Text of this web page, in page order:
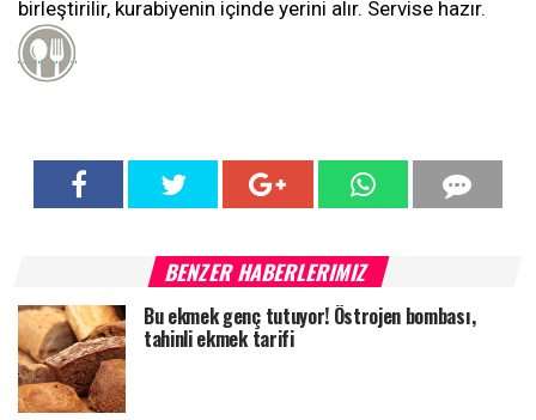
birleştirilir, kurabiyenin içinde yerini alır. Servise hazır.
BENZER HABERLERIMIZ
Bu ekmek genç tutuyor! Östrojen bombası,
tahinli ekmek tarifi